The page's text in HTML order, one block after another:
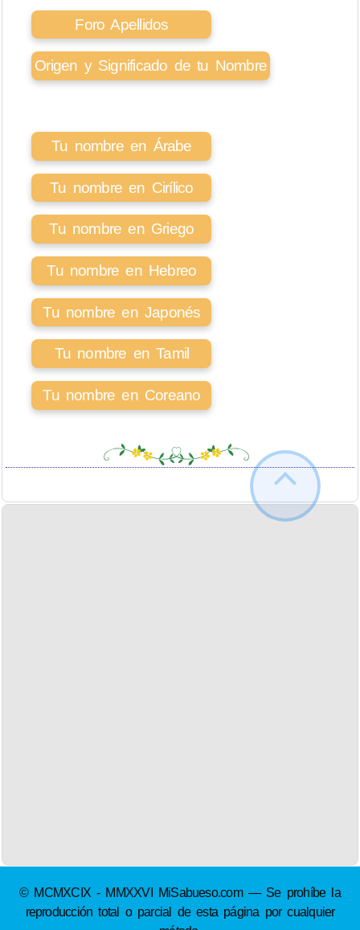
Foro Apellidos
Origen y Significado de tu Nombre
Tu nombre en Árabe
Tu nombre en Cirílico
Tu nombre en Griego
Tu nombre en Hebreo
Tu nombre en Japonés
Tu nombre en Tamil
Tu nombre en Coreano
© MCMXCIX - MMXXVI MiSabueso.com — Se prohíbe la
reproducción total o parcial de esta página por cualquier